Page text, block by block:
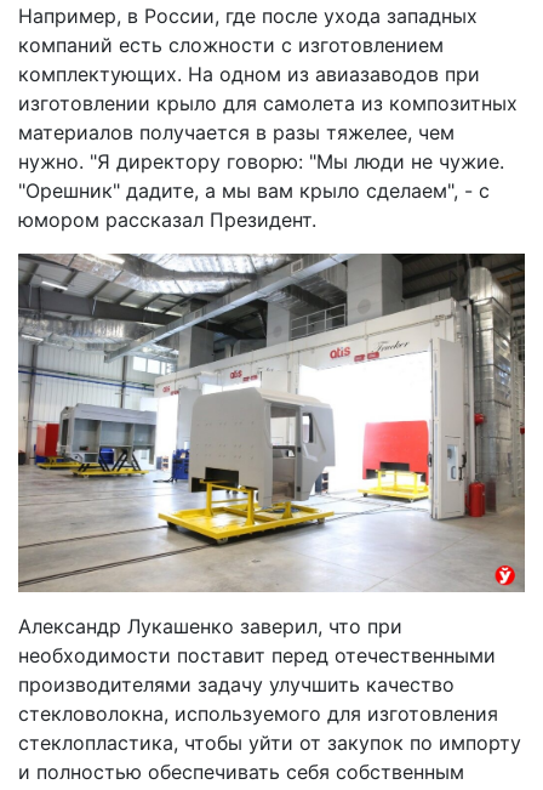
Например, в России, где после ухода западных
компаний есть сложности с изготовлением
комплектующих. На одном из авиазаводов при
изготовлении крыло для самолета из композитных
материалов получается в разы тяжелее, чем
нужно. "Я директору говорю: "Мы люди не чужие.
"Орешник" дадите, а мы вам крыло сделаем", - с
юмором рассказал Президент.
Александр Лукашенко заверил, что при
необходимости поставит перед отечественными
производителями задачу улучшить качество
стекловолокна, используемого для изготовления
стеклопластика, чтобы уйти от закупок по импорту
и полностью обеспечивать себя собственным